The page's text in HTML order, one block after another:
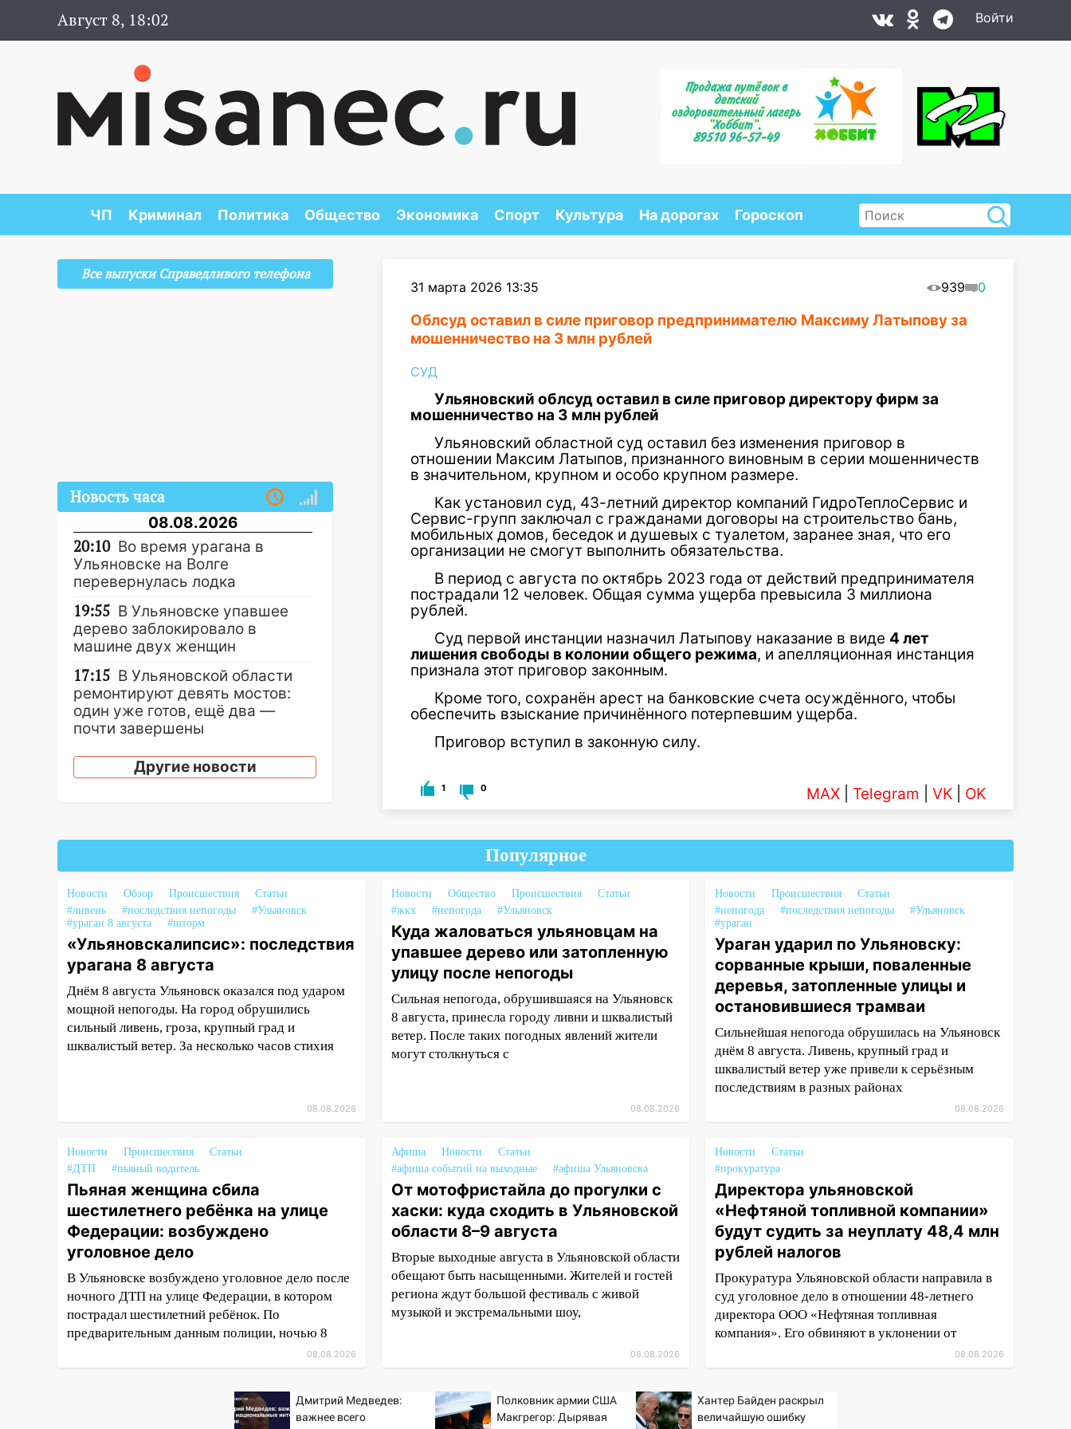
Август 8, 18:02 Войти
ЧП Криминал Политика Общество Экономика Спорт Культура На дорогах Гороскоп
31 марта 2026 13:35 939 0
Облсуд оставил в силе приговор предпринимателю Максиму Латыпову за
мошенничество на 3 млн рублей
СУД
Ульяновский облсуд оставил в силе приговор директору фирм за
мошенничество на 3 млн рублей
Ульяновский областной суд оставил без изменения приговор в
отношении Максим Латыпов, признанного виновным в серии мошенничеств
в значительном, крупном и особо крупном размере.
Как установил суд, 43-летний директор компаний ГидроТеплоСервис и
Сервис-групп заключал с гражданами договоры на строительство бань,
мобильных домов, беседок и душевых с туалетом, заранее зная, что его
организации не смогут выполнить обязательства.
В период с августа по октябрь 2023 года от действий предпринимателя
пострадали 12 человек. Общая сумма ущерба превысила 3 миллиона
рублей.
Суд первой инстанции назначил Латыпову наказание в виде 4 лет
лишения свободы в колонии общего режима, и апелляционная инстанция
признала этот приговор законным.
Кроме того, сохранён арест на банковские счета осуждённого, чтобы
обеспечить взыскание причинённого потерпевшим ущерба.
Приговор вступил в законную силу.
1 0 MAX Telegram VK OK
Все выпуски Справедливого телефона
Новость часа
08.08.2026
20:10 Во время урагана в
Ульяновске на Волге
перевернулась лодка
19:55 В Ульяновске упавшее
дерево заблокировало в
машине двух женщин
17:15 В Ульяновской области
ремонтируют девять мостов:
один уже готов, ещё два —
почти завершены
17:00 «Ульяновскалипсис»:
последствия урагана 8 августа
августа
16:34 Из-за мощной непогоды в
Ульяновске отменили
фестиваль «Наше время»
16:17
Мелекесский район
первым в Ульяновской области
намолотил более 100 тысяч
тонн зерна
15:17 В колледжи и техникумы
Ульяновской области подали
более 10 тысяч заявлений
14:28
Ураган вырвал остановку
на улице Деева в Заволжье
14:26 Жители Ульяновска сами
пытаются расчистить ливнёвки,
не дождавшись
коммунальщиков
14:16 Шторм продолжает
ломать город: на улице Любови
Шевцовой рухнул светофор
видом преподавателя
Куда жаловаться
Другие новости
Популярное
Новости Обзор Происшествия
Статьи
#ливень
#последствия непогоды
#Ульяновск
#ураган 8 августа
#шторм
«Ульяновскалипсис»: последствия
урагана 8 августа
Днём 8 августа Ульяновск оказался под ударом
мощной непогоды. На город обрушились
сильный ливень, гроза, крупный град и
шквалистый ветер. За несколько часов стихия
08.08.2026
Новости Общество Происшествия
Статьи
#жкх
#непогода #Ульяновск
Куда жаловаться ульяновцам на
упавшее дерево или затопленную
улицу после непогоды
Сильная непогода, обрушившаяся на Ульяновск
8 августа, принесла городу ливни и шквалистый
ветер. После таких погодных явлений жители
могут столкнуться с
08.08.2026
Новости Происшествия
Статьи
#непогода
#последствия непогоды
#Ульяновск
#ураган
Ураган ударил по Ульяновску:
сорванные крыши, поваленные
деревья, затопленные улицы и
остановившиеся трамваи
Сильнейшая непогода обрушилась на Ульяновск
днём 8 августа. Ливень, крупный град и
шквалистый ветер уже привели к серьёзным
последствиям в разных районах
08.08.2026
Новости Происшествия
Статьи
#ДТП
#пьяный водитель
Пьяная женщина сбила
шестилетнего ребёнка на улице
Федерации: возбуждено
уголовное дело
В Ульяновске возбуждено уголовное дело после
ночного ДТП на улице Федерации, в котором
пострадал шестилетний ребёнок. По
предварительным данным полиции, ночью 8
08.08.2026
Афиша Новости
Статьи
#афиша событий на выходные
#афиша Ульяновска
От мотофристайла до прогулки с
хаски: куда сходить в Ульяновской
области 8–9 августа
Вторые выходные августа в Ульяновской области
обещают быть насыщенными. Жителей и гостей
региона ждут большой фестиваль с живой
музыкой и экстремальными шоу,
08.08.2026
Новости
Статьи
#прокуратура
Директора ульяновской
«Нефтяной топливной компании»
будут судить за неуплату 48,4 млн
рублей налогов
Прокуратура Ульяновской области направила в
суд уголовное дело в отношении 48-летнего
директора ООО «Нефтяная топливная
компания». Его обвиняют в уклонении от
08.08.2026
Дмитрий Медведев:
важнее всего
Полковник армии США
Макгрегор: Дырявая
Хантер Байден раскрыл
величайшую ошибку